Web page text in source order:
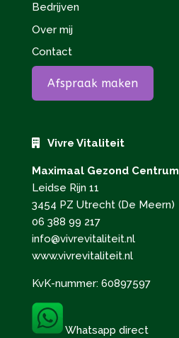
Bedrijven
Over mij
Contact
Afspraak maken
Vivre Vitaliteit
Maximaal Gezond Centrum
Leidse Rijn 11
3454 PZ Utrecht (De Meern)
06 388 99 217
info@vivrevitaliteit.nl
www.vivrevitaliteit.nl
KvK-nummer: 60897597
Whatsapp direct